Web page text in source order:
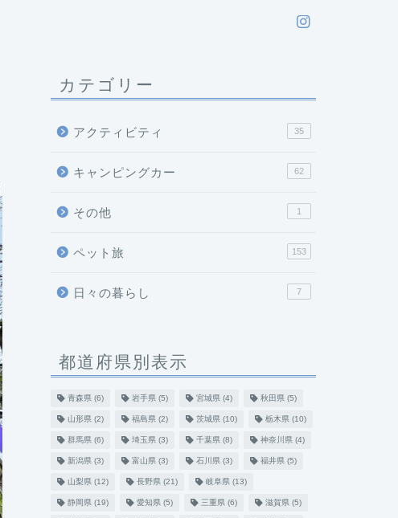
カテゴリー
アクティビティ 35
キャンピングカー 62
その他 1
ペット旅 153
日々の暮らし 7
都道府県別表示
青森県(6) 岩手県(5) 宮城県(4) 秋田県(5)
山形県(2) 福島県(2) 茨城県(10) 栃木県(10)
群馬県(6) 埼玉県(3) 千葉県(8) 神奈川県(4)
新潟県(3) 富山県(3) 石川県(3) 福井県(5)
山梨県(12) 長野県(21) 岐阜県(13)
静岡県(19) 愛知県(5) 三重県(6) 滋賀県(5)